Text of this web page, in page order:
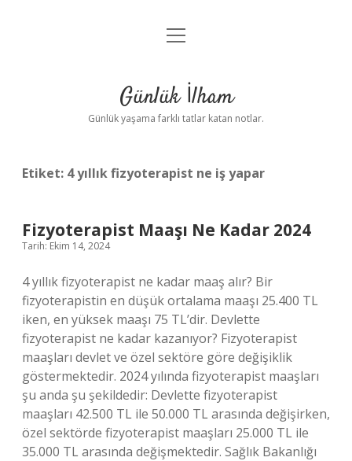
Anasayfa
Yasal Uyarı
menüyü
Günlük İlham
Günlük yaşama farklı tatlar katan notlar.
Etiket: 4 yıllık fizyoterapist ne iş yapar
Fizyoterapist Maaşı Ne Kadar 2024
Tarih: Ekim 14, 2024
4 yıllık fizyoterapist ne kadar maaş alır? Bir
fizyoterapistin en düşük ortalama maaşı 25.400 TL
iken, en yüksek maaşı 75 TL’dir. Devlette
fizyoterapist ne kadar kazanıyor? Fizyoterapist
maaşları devlet ve özel sektöre göre değişiklik
göstermektedir. 2024 yılında fizyoterapist maaşları
şu anda şu şekildedir: Devlette fizyoterapist
maaşları 42.500 TL ile 50.000 TL arasında değişirken,
özel sektörde fizyoterapist maaşları 25.000 TL ile
35.000 TL arasında değişmektedir. Sağlık Bakanlığı